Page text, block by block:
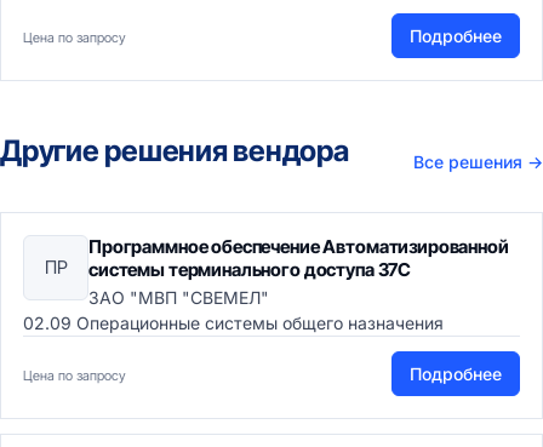
Цена по запросу Подробнее
Другие решения вендора Все решения →
ПР
Программное обеспечение Автоматизированной
системы терминального доступа 37С
ЗАО "МВП "СВЕМЕЛ"
02.09 Операционные системы общего назначения
Цена по запросу Подробнее